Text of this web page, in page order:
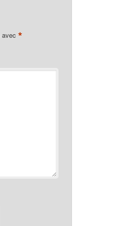
*